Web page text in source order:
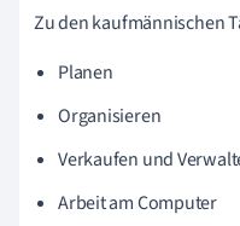
Zu den kaufmännischen
Planen
Organisieren
Verkaufen und
Arbeit am Computer